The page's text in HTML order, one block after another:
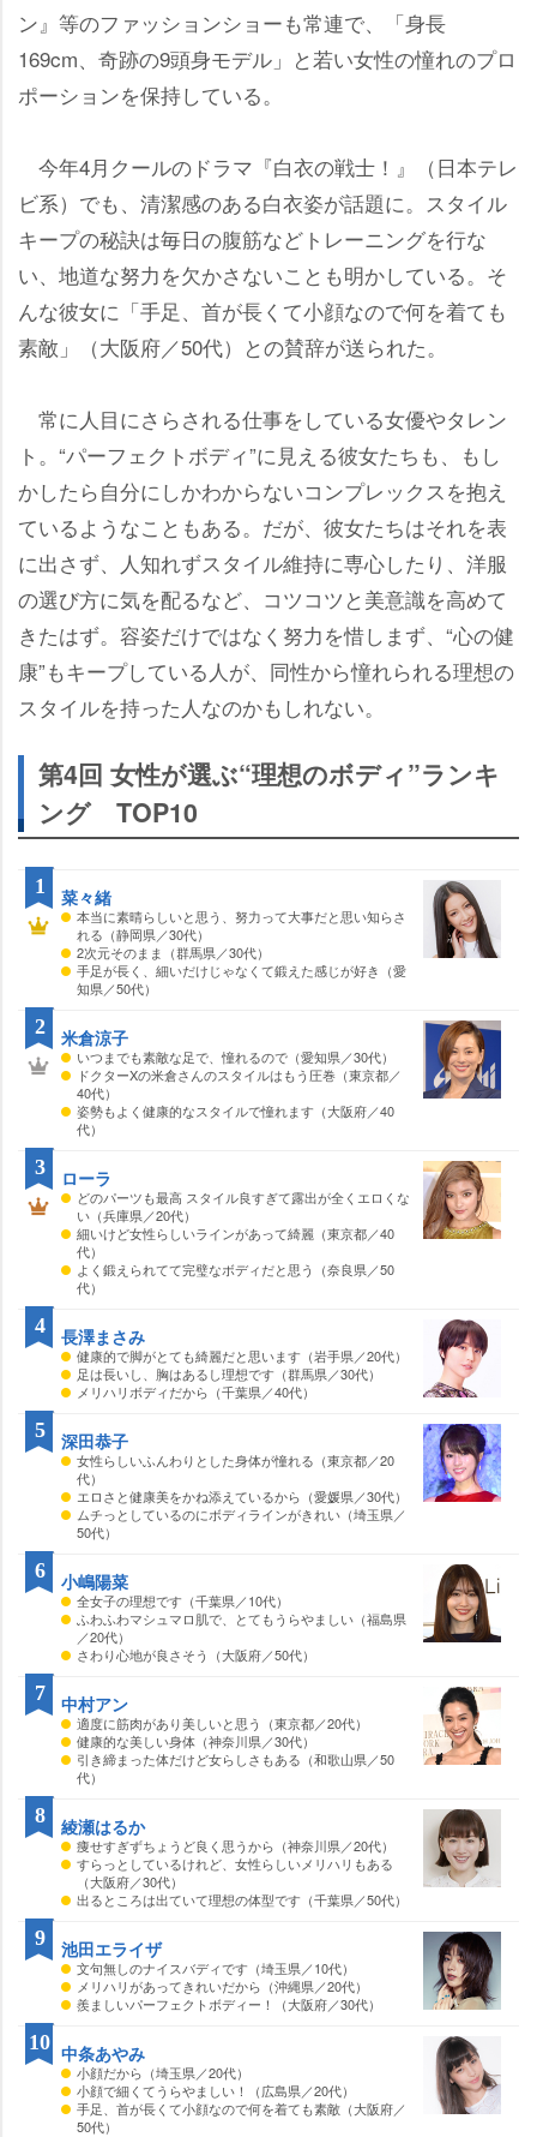
ン』等のファッションショーも常連で、「身長
169cm、奇跡の9頭身モデル」と若い女性の憧れのプロ
ポーションを保持している。
今年4月クールのドラマ『白衣の戦士！』（日本テレ
ビ系）でも、清潔感のある白衣姿が話題に。スタイル
キープの秘訣は毎日の腹筋などトレーニングを行な
い、地道な努力を欠かさないことも明かしている。そ
んな彼女に「手足、首が長くて小顔なので何を着ても
素敵」（大阪府／50代）との賛辞が送られた。
常に人目にさらされる仕事をしている女優やタレン
ト。“パーフェクトボディ”に見える彼女たちも、もし
かしたら自分にしかわからないコンプレックスを抱え
ているようなこともある。だが、彼女たちはそれを表
に出さず、人知れずスタイル維持に専心したり、洋服
の選び方に気を配るなど、コツコツと美意識を高めて
きたはず。容姿だけではなく努力を惜しまず、“心の健
康”もキープしている人が、同性から憧れられる理想の
スタイルを持った人なのかもしれない。
第4回 女性が選ぶ“理想のボディ”ランキ
ング TOP10
菜々緒
本当に素晴らしいと思う、努力って大事だと思い知らさ
れる（静岡県／30代）
2次元そのまま（群馬県／30代）
手足が長く、細いだけじゃなくて鍛えた感じが好き（愛
知県／50代）
1
米倉涼子
いつまでも素敵な足で、憧れるので（愛知県／30代）
ドクターXの米倉さんのスタイルはもう圧巻（東京都／
40代）
姿勢もよく健康的なスタイルで憧れます（大阪府／40
代）
2
ローラ
どのパーツも最高 スタイル良すぎて露出が全くエロくな
い（兵庫県／20代）
細いけど女性らしいラインがあって綺麗（東京都／40
代）
よく鍛えられてて完璧なボディだと思う（奈良県／50
代）
3
長澤まさみ
健康的で脚がとても綺麗だと思います（岩手県／20代）
足は長いし、胸はあるし理想です（群馬県／30代）
メリハリボディだから（千葉県／40代）
4
深田恭子
女性らしいふんわりとした身体が憧れる（東京都／20
代）
エロさと健康美をかね添えているから（愛媛県／30代）
ムチっとしているのにボディラインがきれい（埼玉県／
50代）
5
小嶋陽菜
全女子の理想です（千葉県／10代）
ふわふわマシュマロ肌で、とてもうらやましい（福島県
／20代）
さわり心地が良さそう（大阪府／50代）
6
中村アン
適度に筋肉があり美しいと思う（東京都／20代）
健康的な美しい身体（神奈川県／30代）
引き締まった体だけど女らしさもある（和歌山県／50
代）
7
綾瀬はるか
痩せすぎずちょうど良く思うから（神奈川県／20代）
すらっとしているけれど、女性らしいメリハリもある
（大阪府／30代）
出るところは出ていて理想の体型です（千葉県／50代）
8
池田エライザ
文句無しのナイスバディです（埼玉県／10代）
メリハリがあってきれいだから（沖縄県／20代）
羨ましいパーフェクトボディー！（大阪府／30代）
9
中条あやみ
小顔だから（埼玉県／20代）
小顔で細くてうらやましい！（広島県／20代）
手足、首が長くて小顔なので何を着ても素敵（大阪府／
50代）
10